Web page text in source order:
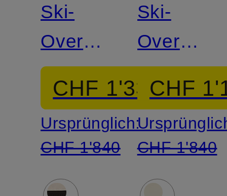
Ski-
Overall
TELLURIDE
CHF 1'330
Ursprünglich:
CHF 1'840
Ski-
Overall
CHF
CHF 1'840